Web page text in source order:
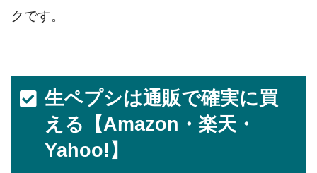
クです。
生ペプシは通販で確実に買
える【Amazon・楽天・
Yahoo!】